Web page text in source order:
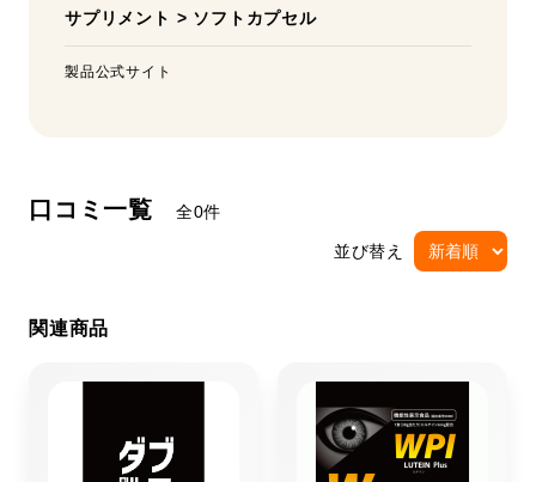
サプリメント > ソフトカプセル
製品公式サイト
口コミ一覧 全0件
並び替え
関連商品